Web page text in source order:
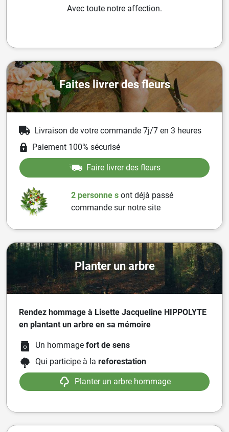
Avec toute notre affection.
Faites livrer des fleurs
Livraison de votre commande 7j/7 en 3 heures
Paiement 100% sécurisé
Faire livrer des fleurs
2 personne s ont déjà passé
commande sur notre site
Planter un arbre
Rendez hommage à Lisette Jacqueline HIPPOLYTE
en plantant un arbre en sa mémoire
Un hommage fort de sens
Qui participe à la reforestation
Planter un arbre hommage